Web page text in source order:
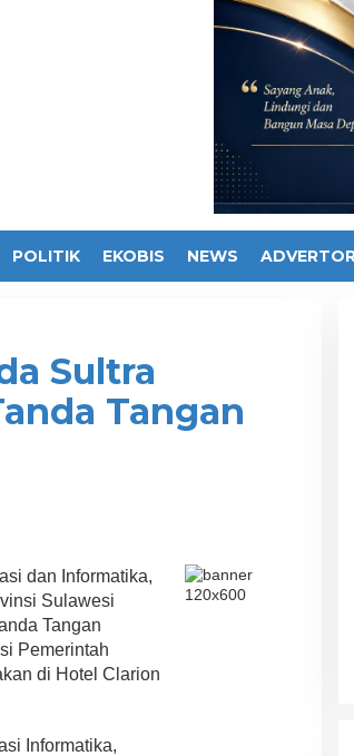
POLITIK EKOBIS NEWS
Sultra
Tangan
dan Informatika,
Sulawesi
Tangan
Pemerintah
di Hotel Clarion
Informatika,